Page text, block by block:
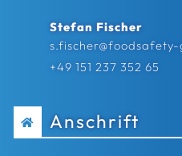
Stefan Fischer
+49 151 237 352 65
Anschrift